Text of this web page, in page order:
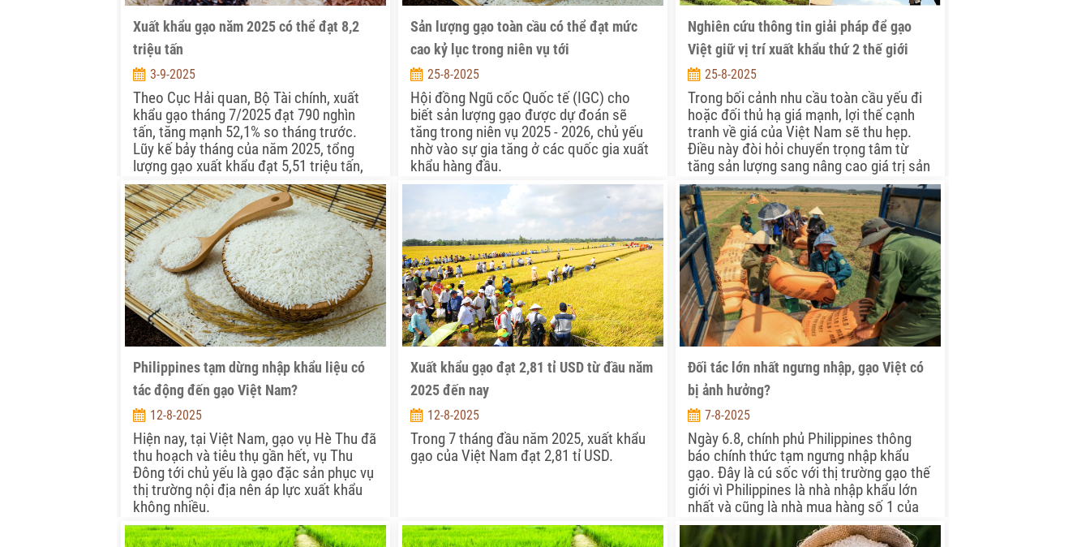
Xuất khẩu gạo năm 2025 có thể đạt 8,2
triệu tấn
3-9-2025
Theo Cục Hải quan, Bộ Tài chính, xuất
khẩu gạo tháng 7/2025 đạt 790 nghìn
tấn, tăng mạnh 52,1% so tháng trước.
Lũy kế bảy tháng của năm 2025, tổng
lượng gạo xuất khẩu đạt 5,51 triệu tấn,
tăng 3,9% so cùng kỳ năm trước.
Sản lượng gạo toàn cầu có thể đạt mức
cao kỷ lục trong niên vụ tới
25-8-2025
Hội đồng Ngũ cốc Quốc tế (IGC) cho
biết sản lượng gạo được dự đoán sẽ
tăng trong niên vụ 2025 - 2026, chủ yếu
nhờ vào sự gia tăng ở các quốc gia xuất
khẩu hàng đầu.
Nghiên cứu thông tin giải pháp để gạo
Việt giữ vị trí xuất khẩu thứ 2 thế giới
25-8-2025
Trong bối cảnh nhu cầu toàn cầu yếu đi
hoặc đối thủ hạ giá mạnh, lợi thế cạnh
tranh về giá của Việt Nam sẽ thu hẹp.
Điều này đòi hỏi chuyển trọng tâm từ
tăng sản lượng sang nâng cao giá trị sản
phẩm.
Philippines tạm dừng nhập khẩu liệu có
tác động đến gạo Việt Nam?
12-8-2025
Hiện nay, tại Việt Nam, gạo vụ Hè Thu đã
thu hoạch và tiêu thụ gần hết, vụ Thu
Đông tới chủ yếu là gạo đặc sản phục vụ
thị trường nội địa nên áp lực xuất khẩu
không nhiều.
Xuất khẩu gạo đạt 2,81 tỉ USD từ đầu năm
2025 đến nay
12-8-2025
Trong 7 tháng đầu năm 2025, xuất khẩu
gạo của Việt Nam đạt 2,81 tỉ USD.
Đối tác lớn nhất ngưng nhập, gạo Việt có
bị ảnh hưởng?
7-8-2025
Ngày 6.8, chính phủ Philippines thông
báo chính thức tạm ngưng nhập khẩu
gạo. Đây là cú sốc với thị trường gạo thế
giới vì Philippines là nhà nhập khẩu lớn
nhất và cũng là nhà mua hàng số 1 của
VN.